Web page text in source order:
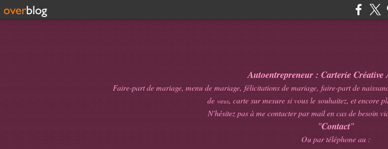
Autoentrepreneur : Carterie Créative
Faire-part de mariage, menu de mariage, félicitations de mariage, faire-part de
de vœux, carte sur mesure si vous le souhaitez, et encore
N'hésitez pas à me contacter par mail en cas de besoin
"Contact"
Ou par téléphone au :